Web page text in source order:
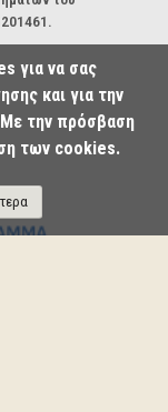
για να σας
και για την
Με την πρόσβαση
των cookies.